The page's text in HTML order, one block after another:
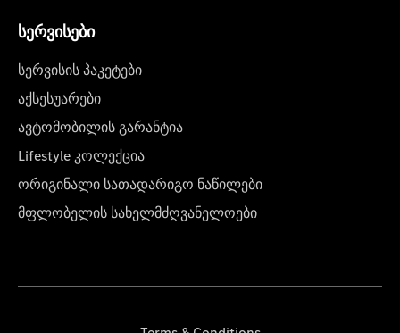
სერვისები
სერვისის პაკეტები
აქსესუარები
ავტომობილის გარანტია
Lifestyle კოლექცია
ორიგინალი სათადარიგო ნაწილები
მფლობელის სახელმძღვანელოები